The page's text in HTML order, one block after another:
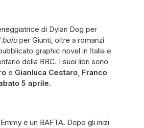
di Dylan Dog per
buioper Giunti, oltre a romanzi
graphic novel in Italia e
della BBC. I suoi libri sono
e Gianluca Cestaro, Franco
5 aprile.
e un BAFTA. Dopo gli inizi